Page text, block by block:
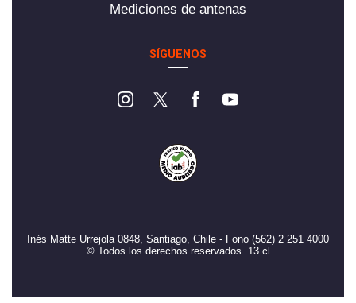
Mediciones de antenas
SÍGUENOS
Inés Matte Urrejola 0848, Santiago, Chile - Fono (562) 2 251 4000
© Todos los derechos reservados. 13.cl